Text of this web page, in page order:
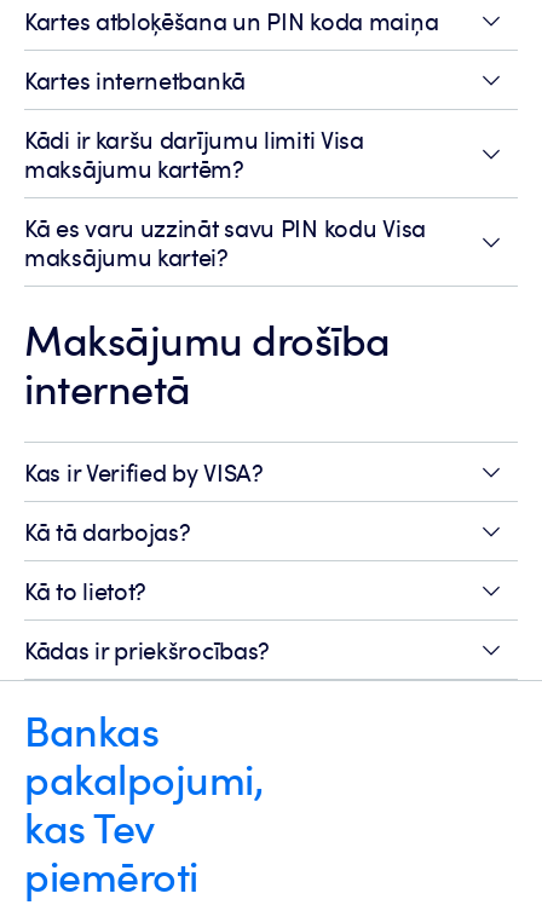
Kartes atbloķēšana un PIN koda maiņa
Kartes internetbankā
Kādi ir karšu darījumu limiti Visa
maksājumu kartēm?
Kā es varu uzzināt savu PIN kodu Visa
maksājumu kartei?
Maksājumu drošība
internetā
Kas ir Verified by VISA?
Kā tā darbojas?
Kā to lietot?
Kādas ir priekšrocības?
Bankas
pakalpojumi,
kas Tev
piemēroti